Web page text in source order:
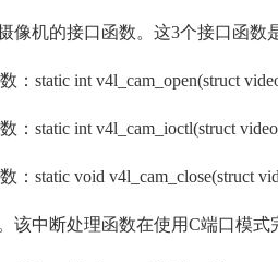
像机的接口函数。这3个接口函
static int v4l_cam_open(struct
static int v4l_cam_ioctl(struct
static void v4l_cam_close(struct
该中断处理函数在使用C端口模